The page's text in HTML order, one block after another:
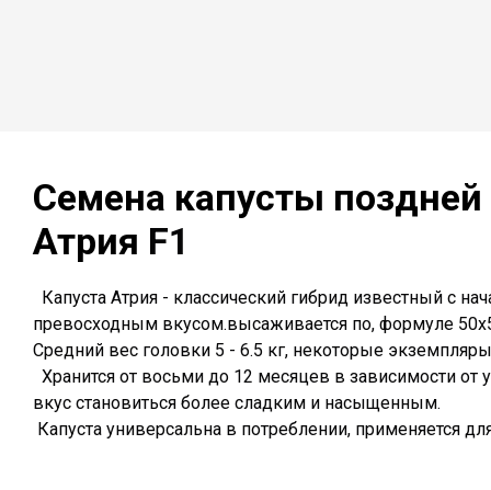
Семена капусты поздней
Атрия F1
Капуста Атрия - классический гибрид известный с
превосходным вкусом.высаживается по, формуле
Средний вес головки 5 - 6.5 кг, некоторые
Хранится от восьми до 12 месяцев в зависимости от
вкус становиться более сладким и насыщенным.
Капуста универсальна в потреблении, применяется